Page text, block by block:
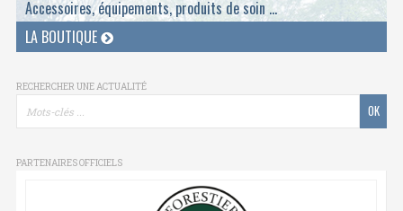
Accessoires, équipements, produits de soin ...
LA BOUTIQUE
RECHERCHER UNE ACTUALITÉ
PARTENAIRES OFFICIELS